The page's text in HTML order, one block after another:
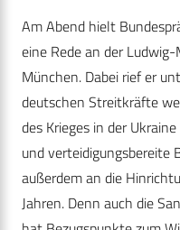
Am Abend hielt
eine Rede an der
München. Dabei rief er
deutschen Streitkräfte
des Krieges in der
und verteidigungsbereite
außerdem an die
Jahren. Denn auch die